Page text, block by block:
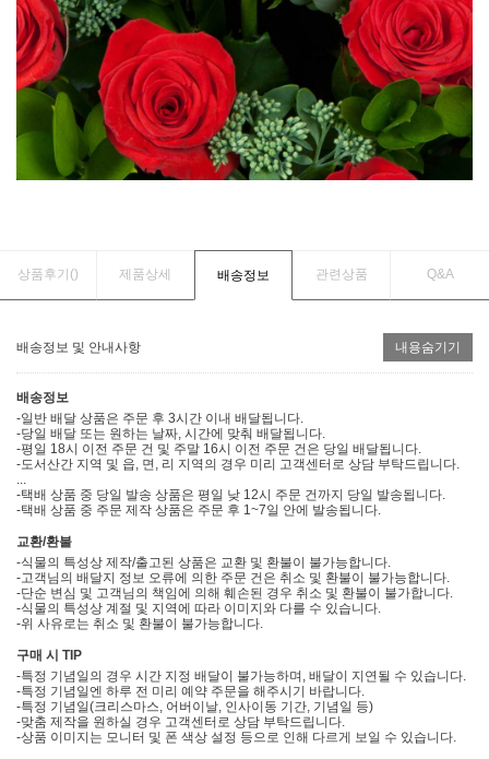
상품후기() 제품상세 배송정보 관련상품 Q&A
배송정보 및 안내사항 내용숨기기
배송정보
-일반 배달 상품은 주문 후 3시간 이내 배달됩니다.
-당일 배달 또는 원하는 날짜, 시간에 맞춰 배달됩니다.
-평일 18시 이전 주문 건 및 주말 16시 이전 주문 건은 당일 배달됩니다.
-도서산간 지역 및 읍, 면, 리 지역의 경우 미리 고객센터로 상담 부탁드립니다.
-택배 상품 중 당일 발송 상품은 평일 낮 12시 주문 건까지 당일 발송됩니다.
-택배 상품 중 주문 제작 상품은 주문 후 1~7일 안에 발송됩니다.
교환/환불
-식물의 특성상 제작/출고된 상품은 교환 및 환불이 불가능합니다.
-고객님의 배달지 정보 오류에 의한 주문 건은 취소 및 환불이 불가능합니다.
-단순 변심 및 고객님의 책임에 의해 훼손된 경우 취소 및 환불이 불가합니다.
-식물의 특성상 계절 및 지역에 따라 이미지와 다를 수 있습니다.
-위 사유로는 취소 및 환불이 불가능합니다.
구매 시 TIP
-특정 기념일의 경우 시간 지정 배달이 불가능하며, 배달이 지연될 수 있습니다.
-특정 기념일엔 하루 전 미리 예약 주문을 해주시기 바랍니다.
-특정 기념일(크리스마스, 어버이날, 인사이동 기간, 기념일 등)
-맞춤 제작을 원하실 경우 고객센터로 상담 부탁드립니다.
-상품 이미지는 모니터 및 폰 색상 설정 등으로 인해 다르게 보일 수 있습니다.